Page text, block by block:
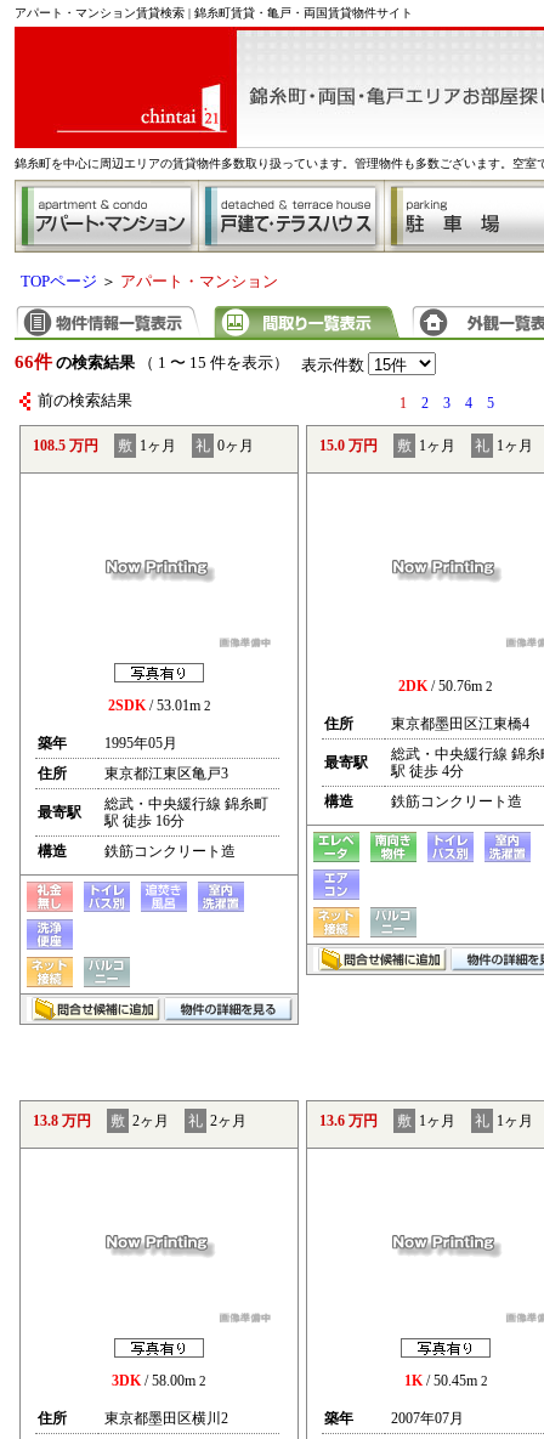
アパート・マンション賃貸検索 | 錦糸町賃貸・亀戸・両国賃貸物件サイト
錦糸町を中心に周辺エリアの賃貸物件多数取り扱っています。管理物件も多数ございます。空
TOPページ ＞ アパート・マンション
66件 の検索結果 （ 1 〜 15 件を表示） 表示件数
前の検索結果 1 2 3 4 5
108.5 万円 敷 1ヶ月 礼 0ヶ月
2SDK/ 53.01m 2
築年
1995年05月
住所
東京都江東区亀戸3
最寄駅
総武・中央緩行線 錦糸町
駅 徒歩 16分
構造
鉄筋コンクリート造
15.0 万円 敷 1ヶ月 礼 1ヶ月
2DK/ 50.76m 2
住所 東京都墨田区江東橋4
最寄駅
総武・中央緩行線 錦糸
駅 徒歩 4分
構造
鉄筋コンクリート造
13.8 万円 敷 2ヶ月 礼 2ヶ月
3DK/ 58.00m 2
住所 東京都墨田区横川2
13.6 万円 敷 1ヶ月 礼 1ヶ月
1K/ 50.45m 2
築年
2007年07月